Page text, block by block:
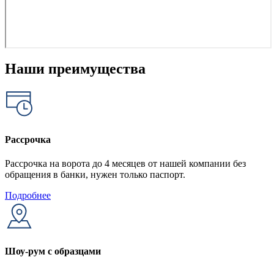
Наши преимущества
Рассрочка
Рассрочка на ворота до 4 месяцев от нашей компании без
обращения в банки, нужен только паспорт.
Подробнее
Шоу-рум с образцами